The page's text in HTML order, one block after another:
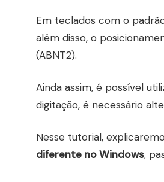
Em teclados com o
além disso, o
(ABNT2).
Ainda assim, é possível
digitação, é necessário
Nesse tutorial,
diferente no Windows,